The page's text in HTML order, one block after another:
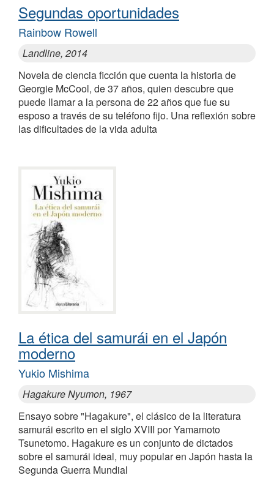
Segundas oportunidades
Rainbow Rowell
Landline, 2014
Novela de ciencia ficción que cuenta la historia de
Georgie McCool, de 37 años, quien descubre que
puede llamar a la persona de 22 años que fue su
esposo a través de su teléfono fijo. Una reflexión sobre
las dificultades de la vida adulta
La ética del samurái en el Japón
moderno
Yukio Mishima
Hagakure Nyumon, 1967
Ensayo sobre "Hagakure", el clásico de la literatura
samurái escrito en el siglo XVIII por Yamamoto
Tsunetomo. Hagakure es un conjunto de dictados
sobre el samurái ideal, muy popular en Japón hasta la
Segunda Guerra Mundial